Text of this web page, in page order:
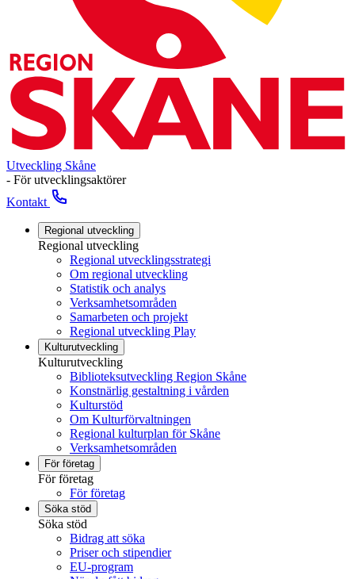
Utveckling Skåne
- För utvecklingsaktörer
Kontakt
Regional utveckling
Regional utveckling
Regional utvecklingsstrategi
Om regional utveckling
Statistik och analys
Verksamhetsområden
Samarbeten och projekt
Regional utveckling Play
Kulturutveckling
Kulturutveckling
Biblioteksutveckling Region Skåne
Konstnärlig gestaltning i vården
Kulturstöd
Om Kulturförvaltningen
Regional kulturplan för Skåne
Verksamhetsområden
För företag
För företag
För företag
Söka stöd
Söka stöd
Bidrag att söka
Priser och stipendier
EU-program